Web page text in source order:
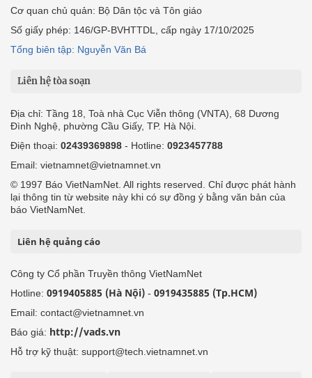
Cơ quan chủ quản: Bộ Dân tộc và Tôn giáo
Số giấy phép: 146/GP-BVHTTDL, cấp ngày 17/10/2025
Tổng biên tập: Nguyễn Văn Bá
Liên hệ tòa soạn
Địa chỉ: Tầng 18, Toà nhà Cục Viễn thông (VNTA), 68 Dương
Đình Nghệ, phường Cầu Giấy, TP. Hà Nội.
Điện thoại: 02439369898 - Hotline: 0923457788
Email: vietnamnet@vietnamnet.vn
© 1997 Báo VietNamNet. All rights reserved. Chỉ được phát hành
lại thông tin từ website này khi có sự đồng ý bằng văn bản của
báo VietNamNet.
Liên hệ quảng cáo
Công ty Cổ phần Truyền thông VietNamNet
Hotline: 0919405885 (Hà Nội) - 0919435885 (Tp.HCM)
Email: contact@vietnamnet.vn
Báo giá: http://vads.vn
Hỗ trợ kỹ thuật: support@tech.vietnamnet.vn